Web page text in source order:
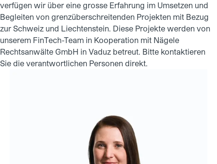
verfügen wir über eine grosse Erfahrung im Umsetzen und
Begleiten von grenzüberschreitenden Projekten mit Bezug
zur Schweiz und Liechtenstein. Diese Projekte werden von
unserem FinTech-Team in Kooperation mit Nägele
Rechtsanwälte GmbH in Vaduz betreut. Bitte kontaktieren
Sie die verantwortlichen Personen direkt.